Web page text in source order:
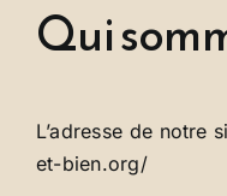
Se connecter
Qui
L’adresse de notre
et-bien.org/